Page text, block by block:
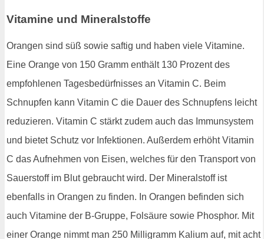
Vitamine und Mineralstoffe
Orangen sind süß sowie saftig und haben viele Vitamine.
Eine Orange von 150 Gramm enthält 130 Prozent des
empfohlenen Tagesbedürfnisses an Vitamin C. Beim
Schnupfen kann Vitamin C die Dauer des Schnupfens leicht
reduzieren. Vitamin C stärkt zudem auch das Immunsystem
und bietet Schutz vor Infektionen. Außerdem erhöht Vitamin
C das Aufnehmen von Eisen, welches für den Transport von
Sauerstoff im Blut gebraucht wird. Der Mineralstoff ist
ebenfalls in Orangen zu finden. In Orangen befinden sich
auch Vitamine der B-Gruppe, Folsäure sowie Phosphor. Mit
einer Orange nimmt man 250 Milligramm Kalium auf, mit acht